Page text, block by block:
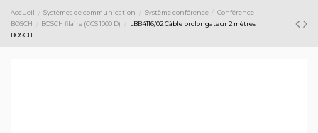
Accueil Systèmes de communication Système conférence
Conférence
BOSCH
BOSCH filaire (CCS 1000 D)
LBB4116/02 Câble prolongateur 2 mètres
BOSCH